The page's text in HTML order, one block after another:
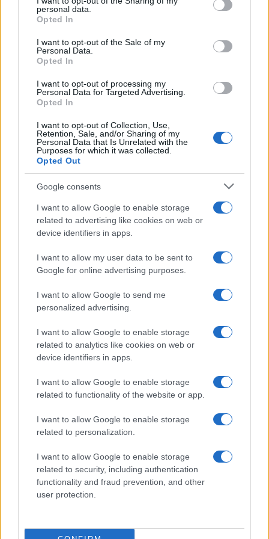
personal data.
Opted In
I want to opt-out of the Sale of my
Personal Data.
Opted In
I want to opt-out of processing my
Personal Data for Targeted Advertising.
Opted In
I want to opt-out of Collection, Use,
Retention, Sale, and/or Sharing of my
Personal Data that Is Unrelated with the
Purposes for which it was collected.
Opted Out
Google consents
I want to allow Google to enable storage
related to advertising like cookies on web or
device identifiers in apps.
I want to allow my user data to be sent to
Google for online advertising purposes.
I want to allow Google to send me
personalized advertising.
I want to allow Google to enable storage
related to analytics like cookies on web or
device identifiers in apps.
I want to allow Google to enable storage
related to functionality of the website or app.
I want to allow Google to enable storage
related to personalization.
I want to allow Google to enable storage
related to security, including authentication
functionality and fraud prevention, and other
user protection.
Altro capitolo sensibile è il
sostenuto da Macron. La preferenza europea, che
sarà oggetto di negoziato nei prossimi mesi,
nucleare, lasciando aperti canali con partner
considerati affidabili.
La tentazione protezionista esiste, ed è alimentata
dalla competizione con Washington e Pechino. Ma
se l’obiettivo è rafforzare l’industria europea, la
priorità resta completare davvero ilmercato
unico europeo, eliminare barriere interne,
integrare la supervisione finanziaria, favorire le
cartolarizzazioni e trattenere i capitali che oggi
finanziano la crescita americana.
“Se non ci saranno progressi sufficienti entro
l’introduzione di unacooperazione rafforzata
ha avvertito von der Leyen. È un segnale politico
costo di un’Europa a più velocità.
Alleanze variabili
Il pre-vertice promosso da Meloni insieme a Merz
e al premier belga ha coinvolto 19 Paesi.
L’obiettivo dichiarato è stato quello di fornire al
Consiglio “elementi più precisi e una convergenza